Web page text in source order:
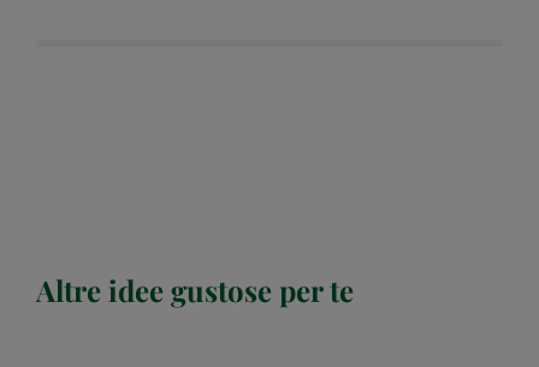
Altre idee gustose per te